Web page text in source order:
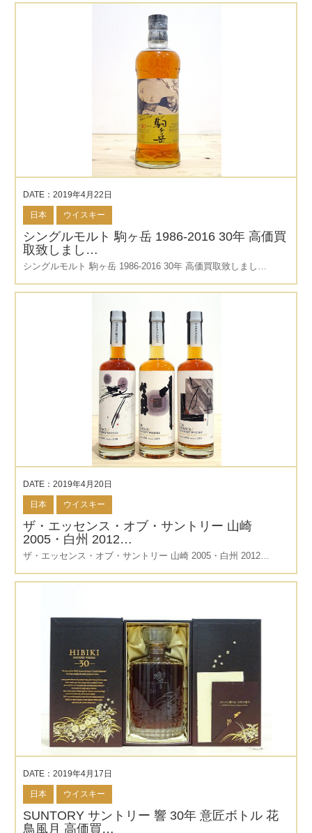
DATE：2019年4月22日
日本 ウイスキー
シングルモルト 駒ヶ岳 1986-2016 30年 高価買
取致しまし…
シングルモルト 駒ヶ岳 1986-2016 30年 高価買取致しまし…
DATE：2019年4月20日
日本 ウイスキー
ザ・エッセンス・オブ・サントリー 山崎
2005・白州 2012…
ザ・エッセンス・オブ・サントリー 山崎 2005・白州 2012…
DATE：2019年4月17日
日本 ウイスキー
SUNTORY サントリー 響 30年 意匠ボトル 花
鳥風月 高価買…